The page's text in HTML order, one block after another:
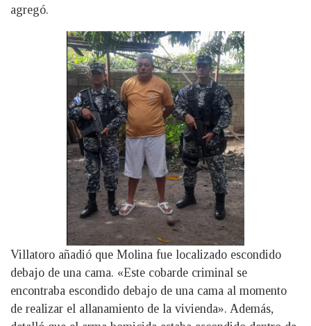
agregó.
Villatoro añadió que Molina fue localizado escondido
debajo de una cama. «Este cobarde criminal se
encontraba escondido debajo de una cama al momento
de realizar el allanamiento de la vivienda». Además,